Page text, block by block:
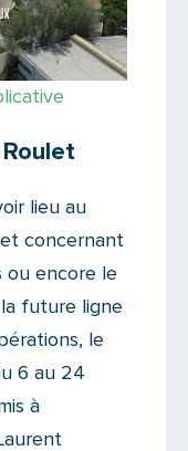
lieu au
concernant
ou encore le
future ligne
le
6 au 24
à